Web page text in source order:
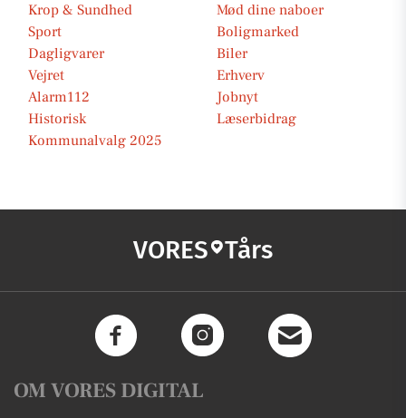
Krop & Sundhed
Mød dine naboer
Sport
Boligmarked
Dagligvarer
Biler
Vejret
Erhverv
Alarm112
Jobnyt
Historisk
Læserbidrag
Kommunalvalg 2025
VORES Tårs
OM VORES DIGITAL